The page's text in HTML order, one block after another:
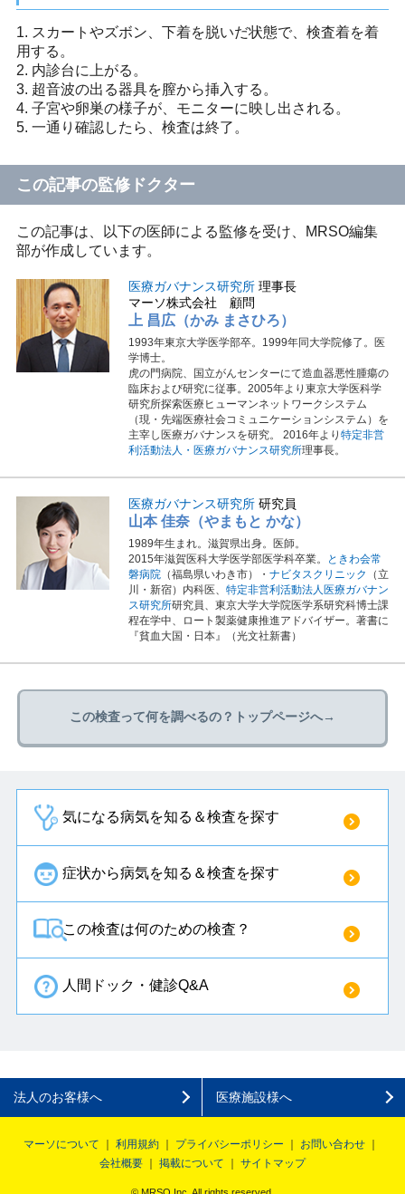
1. スカートやズボン、下着を脱いだ状態で、検査着を着
用する。
2. 内診台に上がる。
3. 超音波の出る器具を膣から挿入する。
4. 子宮や卵巣の様子が、モニターに映し出される。
5. 一通り確認したら、検査は終了。
この記事の監修ドクター
この記事は、以下の医師による監修を受け、MRSO編集
部が作成しています。
医療ガバナンス研究所理事長
マーソ株式会社 顧問
上 昌広（かみ まさひろ）
1993年東京大学医学部卒。1999年同大学院修了。医
学博士。
虎の門病院、国立がんセンターにて造血器悪性腫瘍の
臨床および研究に従事。2005年より東京大学医科学
研究所探索医療ヒューマンネットワークシステム
（現・先端医療社会コミュニケーションシステム）を
主宰し医療ガバナンスを研究。 2016年より 特定非営
利活動法人・医療ガバナンス研究所理事長。
医療ガバナンス研究所研究員
山本 佳奈（やまもと かな）
1989年生まれ。滋賀県出身。医師。
2015年滋賀医科大学医学部医学科卒業。
ときわ会常
磐病院（福島県いわき市）・ ナビタスクリニック
（立
川・新宿）内科医、 特定非営利活動法人医療ガバナン
ス研究所研究員、東京大学大学院医学系研究科博士課
程在学中、ロート製薬健康推進アドバイザー。著書に
『貧血大国・日本』（光文社新書）
この検査って何を調べるの？トップページへ→
気になる病気を知る＆検査を探す
症状から病気を知る＆検査を探す
この検査は何のための検査？
人間ドック・健診Q&A
法人のお客様へ 医療施設様へ
マーソについて 利用規約 プライバシーポリシー
お問い合わせ
会社概要
掲載について サイトマップ